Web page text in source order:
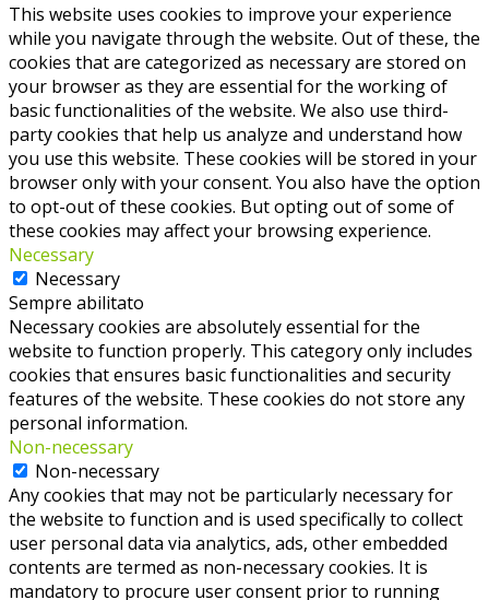
This website uses cookies to improve your experience
while you navigate through the website. Out of these, the
cookies that are categorized as necessary are stored on
your browser as they are essential for the working of
basic functionalities of the website. We also use third-
party cookies that help us analyze and understand how
you use this website. These cookies will be stored in your
browser only with your consent. You also have the option
to opt-out of these cookies. But opting out of some of
these cookies may affect your browsing experience.
Necessary
Necessary
Sempre abilitato
Necessary cookies are absolutely essential for the
website to function properly. This category only includes
cookies that ensures basic functionalities and security
features of the website. These cookies do not store any
personal information.
Non-necessary
Non-necessary
Any cookies that may not be particularly necessary for
the website to function and is used specifically to collect
user personal data via analytics, ads, other embedded
contents are termed as non-necessary cookies. It is
mandatory to procure user consent prior to running